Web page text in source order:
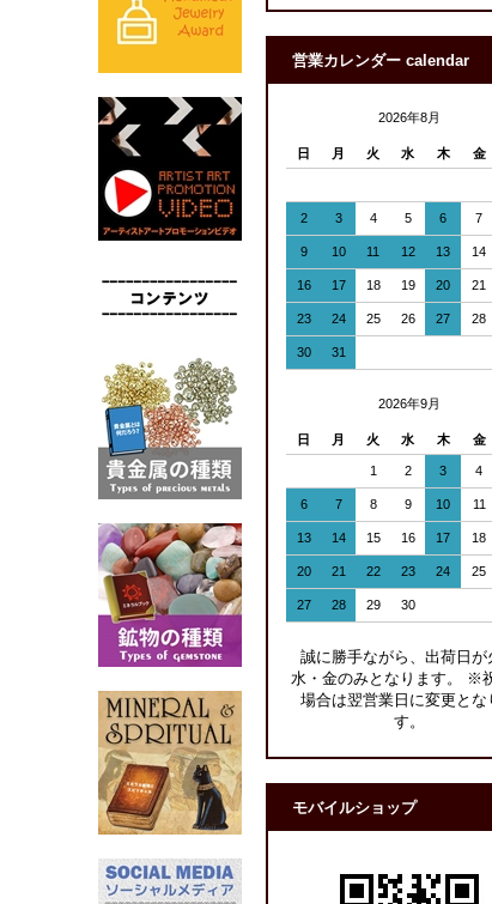
営業カレンダー calendar
2026年8月
日 月 火 水 木 金
2 3 4 5 6 7
9 10 11 12 13 14
16 17 18 19 20 21
23 24 25 26 27 28
30 31
2026年9月
日 月 火 水 木 金
1 2 3 4
6 7 8 9 10 11
13 14 15 16 17 18
20 21 22 23 24 25
27 28 29 30
誠に勝手ながら、出荷日が
水・金のみとなります。 ※
場合は翌営業日に変更とな
す。
モバイルショップ